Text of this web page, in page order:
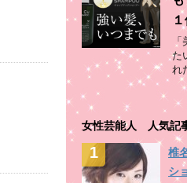
た
れ
女性芸能人 人気記
椎
シ